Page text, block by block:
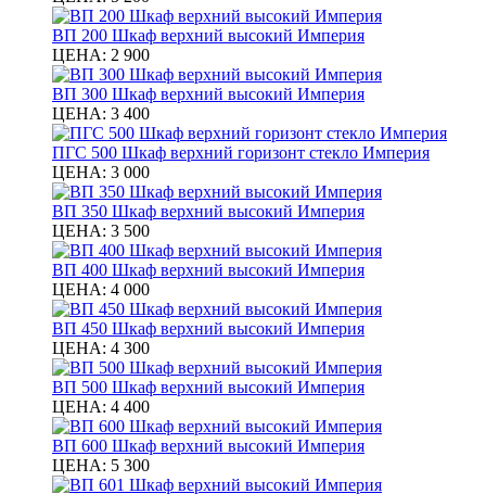
ВП 200 Шкаф верхний высокий Империя
ЦЕНА: 2 900
ВП 300 Шкаф верхний высокий Империя
ЦЕНА: 3 400
ПГC 500 Шкаф верхний горизонт стекло Империя
ЦЕНА: 3 000
ВП 350 Шкаф верхний высокий Империя
ЦЕНА: 3 500
ВП 400 Шкаф верхний высокий Империя
ЦЕНА: 4 000
ВП 450 Шкаф верхний высокий Империя
ЦЕНА: 4 300
ВП 500 Шкаф верхний высокий Империя
ЦЕНА: 4 400
ВП 600 Шкаф верхний высокий Империя
ЦЕНА: 5 300